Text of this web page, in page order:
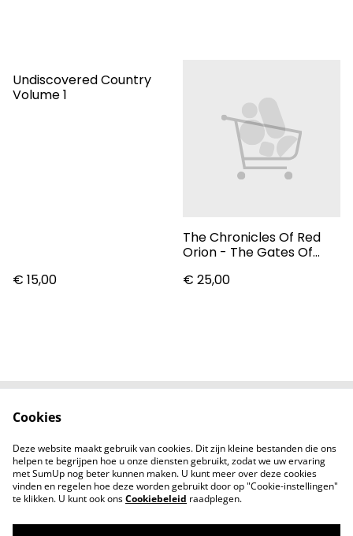
Undiscovered Country
Volume 1
€ 15,00
The Chronicles Of Red
Orion - The Gates Of
€ 25,00
Privacybeleid
Cookiebeleid
Nieuwsberichten
Cookies
Deze website maakt gebruik van cookies. Dit zijn kleine bestanden die ons
helpen te begrijpen hoe u onze diensten gebruikt, zodat we uw ervaring
met SumUp nog beter kunnen maken. U kunt meer over deze cookies
vinden en regelen hoe deze worden gebruikt door op "Cookie-instellingen"
te klikken. U kunt ook onsCookiebeleid raadplegen.